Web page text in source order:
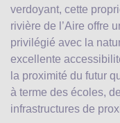
verdoyant, cette
rivière de l’Aire offre
privilégié avec la
excellente
la proximité du futur
à terme des écoles,
infrastructures de